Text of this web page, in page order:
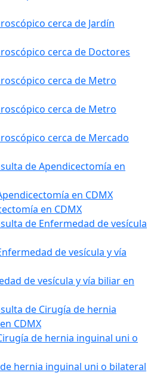
cerca de Jardín
cerca de Doctores
cerca de Metro
cerca de Metro
cerca de Mercado
de Apendicectomía en
en CDMX
en CDMX
de Enfermedad de vesícula
de vesícula y vía
de vesícula y vía biliar en
de Cirugía de hernia
CDMX
de hernia inguinal uni o
hernia inguinal uni o bilateral